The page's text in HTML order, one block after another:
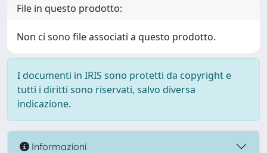
File in questo prodotto:
Non ci sono file associati a questo prodotto.
I documenti in IRIS sono protetti da copyright e
tutti i diritti sono riservati, salvo diversa
indicazione.
Informazioni